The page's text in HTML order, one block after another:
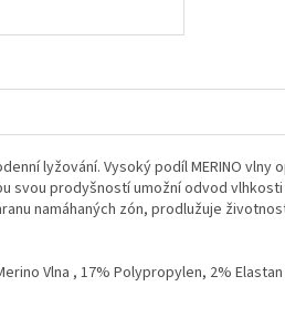
lyžování. Vysoký podíl MERINO
svou prodyšností umožní odvod
namáhaných zón, prodlužuje
Vlna , 17% Polypropylen, 2% Elastan